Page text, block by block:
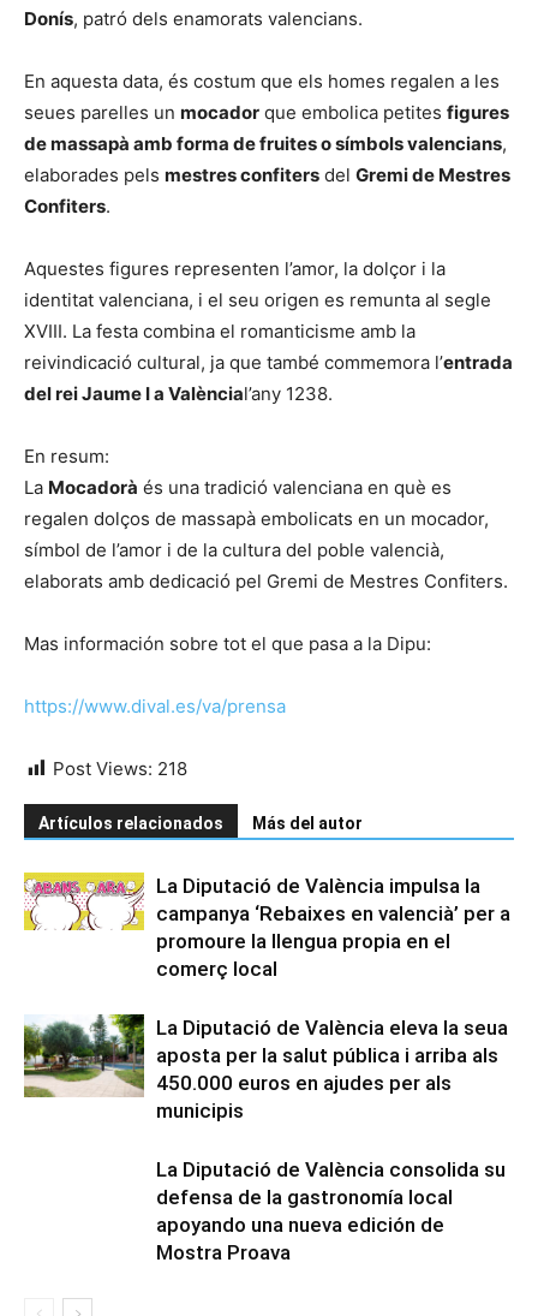
Donís, patró dels enamorats valencians.
En aquesta data, és costum que els homes regalen a les
seues parelles un mocador que embolica petites figures
de massapà amb forma de fruites o símbols valencians,
elaborades pels mestres confiters del Gremi de Mestres
Confiters.
Aquestes figures representen l’amor, la dolçor i la
identitat valenciana, i el seu origen es remunta al segle
XVIII. La festa combina el romanticisme amb la
reivindicació cultural, ja que també commemora l’entrada
del rei Jaume I a Valèncial’any 1238.
En resum:
La Mocadorà és una tradició valenciana en què es
regalen dolços de massapà embolicats en un mocador,
símbol de l’amor i de la cultura del poble valencià,
elaborats amb dedicació pel Gremi de Mestres Confiters.
Mas información sobre tot el que pasa a la Dipu:
https://www.dival.es/va/prensa
Post Views: 218
Artículos relacionados Más del autor
La Diputació de València impulsa la
campanya ‘Rebaixes en valencià’ per a
promoure la llengua propia en el
comerç local
La Diputació de València eleva la seua
aposta per la salut pública i arriba als
450.000 euros en ajudes per als
municipis
La Diputació de València consolida su
defensa de la gastronomía local
apoyando una nueva edición de
Mostra Proava